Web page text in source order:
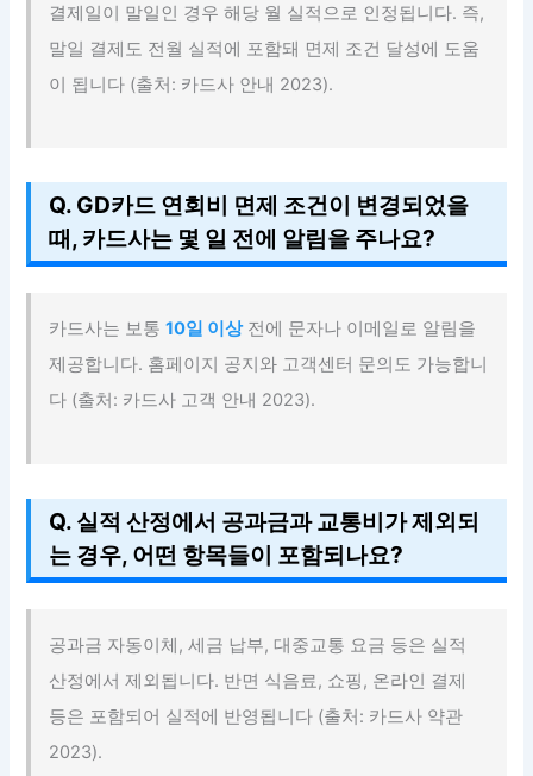
결제일이 말일인 경우 해당 월 실적으로 인정됩니다. 즉,
말일 결제도 전월 실적에 포함돼 면제 조건 달성에 도움
이 됩니다 (출처: 카드사 안내 2023).
Q. GD카드 연회비 면제 조건이 변경되었을
때, 카드사는 몇 일 전에 알림을 주나요?
카드사는 보통10일 이상전에 문자나 이메일로 알림을
제공합니다. 홈페이지 공지와 고객센터 문의도 가능합니
다 (출처: 카드사 고객 안내 2023).
Q. 실적 산정에서 공과금과 교통비가 제외되
는 경우, 어떤 항목들이 포함되나요?
공과금 자동이체, 세금 납부, 대중교통 요금 등은 실적
산정에서 제외됩니다. 반면 식음료, 쇼핑, 온라인 결제
등은 포함되어 실적에 반영됩니다 (출처: 카드사 약관
2023).